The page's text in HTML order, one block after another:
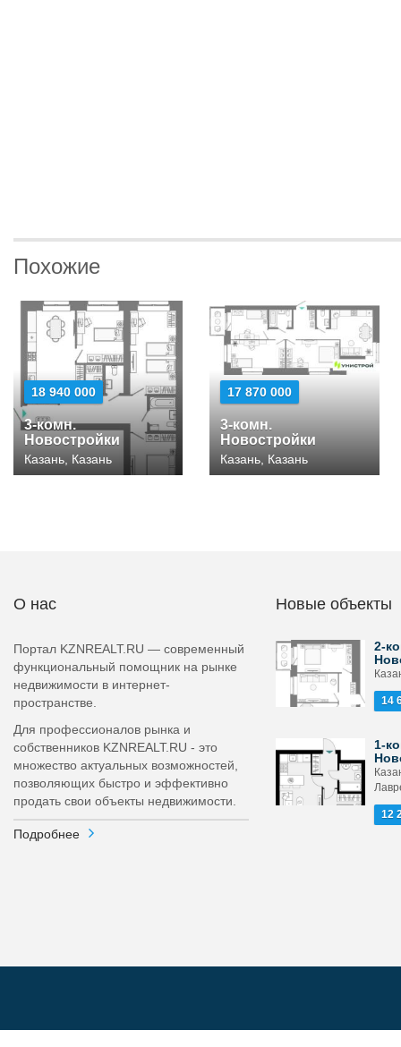
Похожие
18 940 000
3-комн.
Новостройки
Казань, Казань
17 870 000
3-комн.
Новостройки
Казань, Казань
О нас
Портал KZNREALT.RU — современный
функциональный помощник на рынке
недвижимости в интернет-
пространстве.
Для профессионалов рынка и
собственников KZNREALT.RU - это
множество актуальных возможностей,
позволяющих быстро и эффективно
продать свои объекты недвижимости.
Подробнее
Новые объекты
2-
14
1-
12